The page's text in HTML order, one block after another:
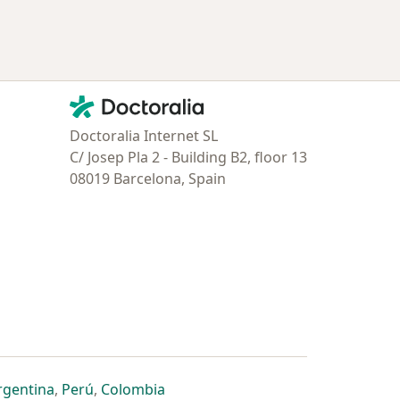
Contacto
Doctoralia - Página de inicio
Doctoralia Internet SL
C/ Josep Pla 2 - Building B2, floor 13
08019 Barcelona, Spain
pestaña
una nueva pestaña
en una nueva pestaña
se abre en una nueva pestaña
, Perúse abre en una nueva pestaña
, Colombiase abre en una nueva pestaña